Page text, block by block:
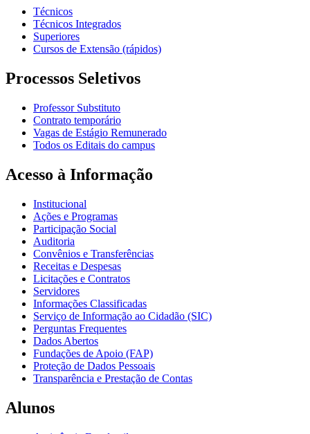
Técnicos
Técnicos Integrados
Superiores
Cursos de Extensão (rápidos)
Processos Seletivos
Professor Substituto
Contrato temporário
Vagas de Estágio Remunerado
Todos os Editais do campus
Acesso à Informação
Institucional
Ações e Programas
Participação Social
Auditoria
Convênios e Transferências
Receitas e Despesas
Licitações e Contratos
Servidores
Informações Classificadas
Serviço de Informação ao Cidadão (SIC)
Perguntas Frequentes
Dados Abertos
Fundações de Apoio (FAP)
Proteção de Dados Pessoais
Transparência e Prestação de Contas
Alunos